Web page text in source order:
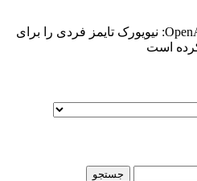
/ OpenAI: نیویورک تایمز فردی را برای